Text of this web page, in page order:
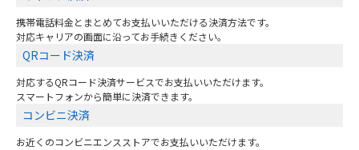
携帯電話料金とまとめてお支払いいただける決済方法です。
対応キャリアの画面に沿ってお手続きください。
QRコード決済
対応するQRコード決済サービスでお支払いいただけます。
スマートフォンから簡単に決済できます。
コンビニ決済
お近くのコンビニエンスストアでお支払いいただけます。